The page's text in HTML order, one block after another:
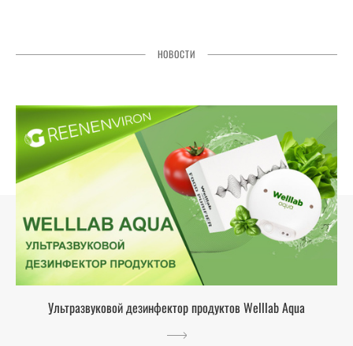
НОВОСТИ
Ультразвуковой дезинфектор продуктов Welllab Aqua